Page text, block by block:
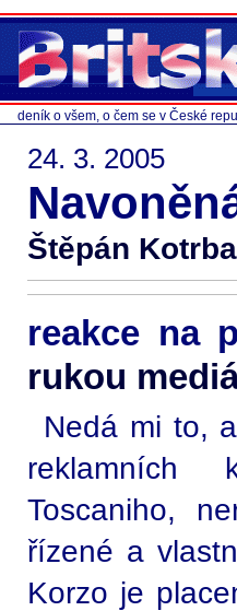
deník o všem, o čem se v České
24. 3. 2005
Štěpán Kotrba
reakce na
rukou
Nedá mi to,
reklamních
Toscaniho,
řízené a
Korzo je